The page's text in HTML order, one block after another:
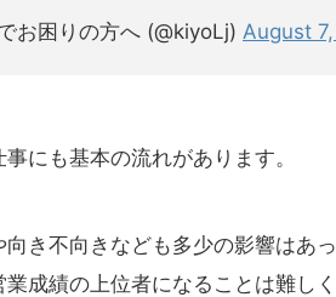
お困りの方へ (@kiyoLj) August
にも基本の流れがあります。
向き不向きなども多少の影響はあ
成績の上位者になることは難しく